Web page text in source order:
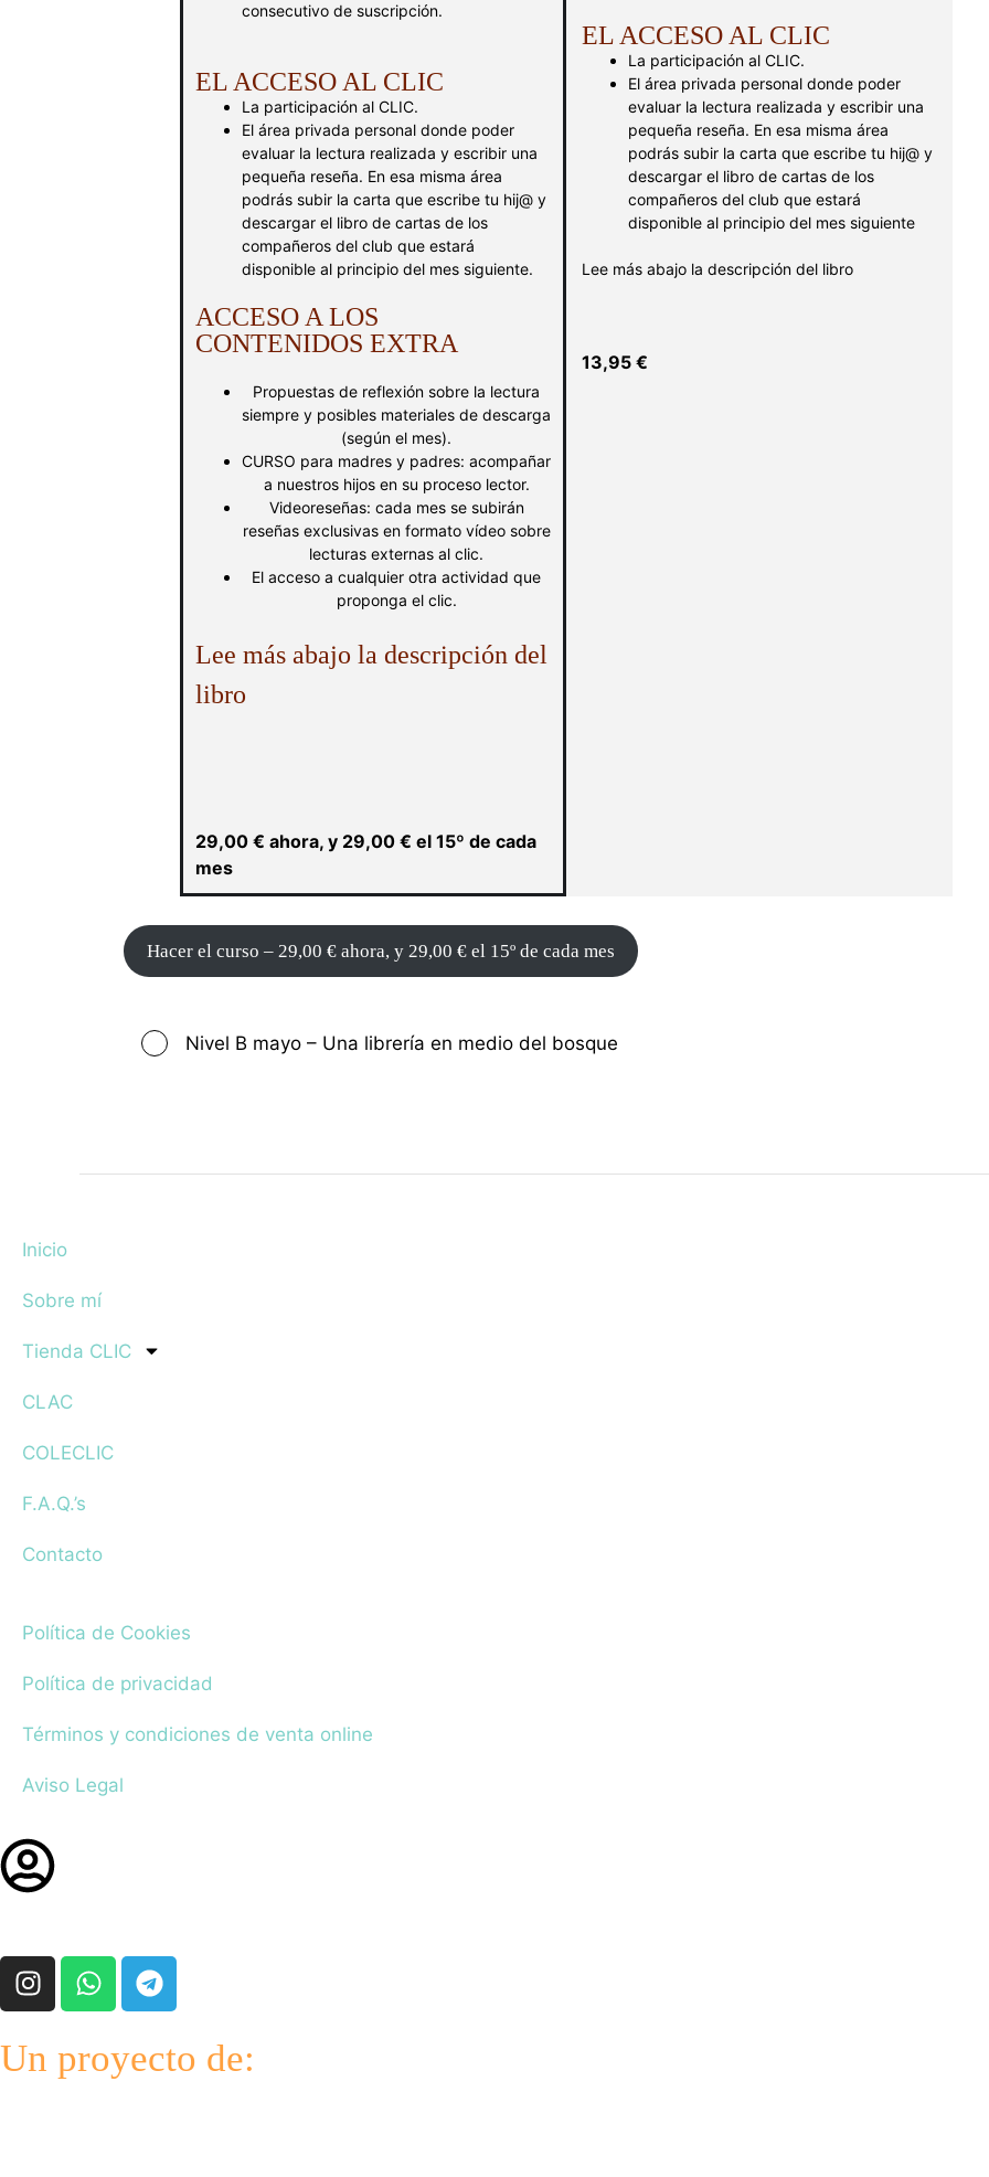
consecutivo de suscripción.
EL ACCESO AL CLIC
La participación al CLIC.
El área privada personal donde poder
evaluar la lectura realizada y escribir una
pequeña reseña. En esa misma área
podrás subir la carta que escribe tu hij@ y
descargar el libro de cartas de los
compañeros del club que estará
disponible al principio del mes siguiente.
ACCESO A LOS
CONTENIDOS EXTRA
Propuestas de reflexión sobre la lectura
siempre y posibles materiales de descarga
(según el mes).
CURSO para madres y padres: acompañar
a nuestros hijos en su proceso lector.
Videoreseñas: cada mes se subirán
reseñas exclusivas en formato vídeo sobre
lecturas externas al clic.
El acceso a cualquier otra actividad que
proponga el clic.
Lee más abajo la descripción del
libro
29,00 € ahora, y 29,00 € el 15º de cada
mes
EL ACCESO AL CLIC
La participación al CLIC.
El área privada personal donde poder
evaluar la lectura realizada y escribir una
pequeña reseña. En esa misma área
podrás subir la carta que escribe tu hij@ y
descargar el libro de cartas de los
compañeros del club que estará
disponible al principio del mes siguiente
Lee más abajo la descripción del libro
13,95 €
Hacer el curso – 29,00 € ahora, y 29,00 € el 15º de cada mes
Nivel B mayo – Una librería en medio del bosque
Inicio
Sobre mí
Tienda CLIC
CLAC
COLECLIC
F.A.Q.’s
Contacto
Política de Cookies
Política de privacidad
Términos y condiciones de venta online
Aviso Legal
Un proyecto de: